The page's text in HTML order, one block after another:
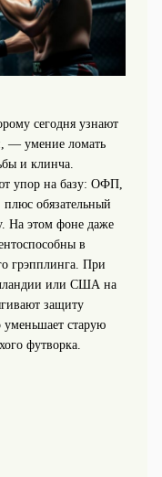
сегодня узнают
— умение ломать
и клинча.
упор на базу: ОФП,
плюс обязательный
На этом фоне даже
в
грэпплинга. При
или США на
защиту
уменьшает старую
футворка.